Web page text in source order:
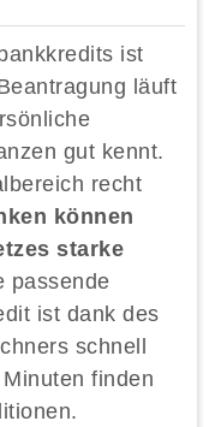
ist
läuft
gut kennt.
recht
können
starke
passende
ist dank des
schnell
finden